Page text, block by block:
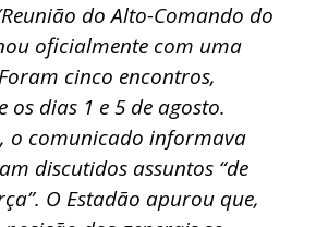
do Alto-Comando do
oficialmente com uma
cinco encontros,
os dias 1 e 5 de agosto.
o comunicado informava
discutidos assuntos “de
O Estadão apurou que,